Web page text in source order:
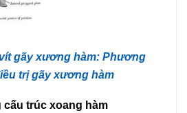
gãy xương hàm: Phương
trị gãy xương hàm
trúc xoang hàm